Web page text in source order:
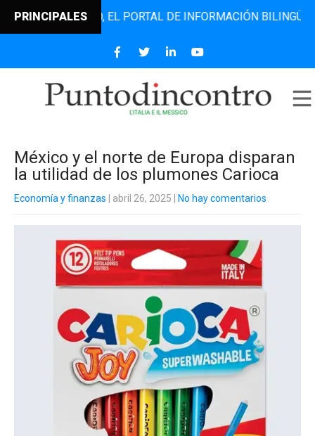
PRINCIPALESEL PORTAL DE INFORMACIÓN BILINGÜE QUE
México y el norte de Europa disparan
la utilidad de los plumones Carioca
Economía y finanzas | abril 26, 2025 No hay comentarios